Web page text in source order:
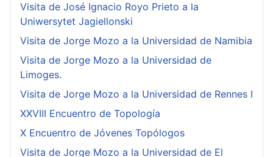
Visita de José Ignacio Royo Prieto a la
Uniwersytet Jagiellonski
Visita de Jorge Mozo a la Universidad de Namibia
Visita de Jorge Mozo a la Universidad de
Limoges.
Visita de Jorge Mozo a la Universidad de Rennes I
XXVIII Encuentro de Topología
X Encuentro de Jóvenes Topólogos
Visita de Jorge Mozo a la Universidad de El